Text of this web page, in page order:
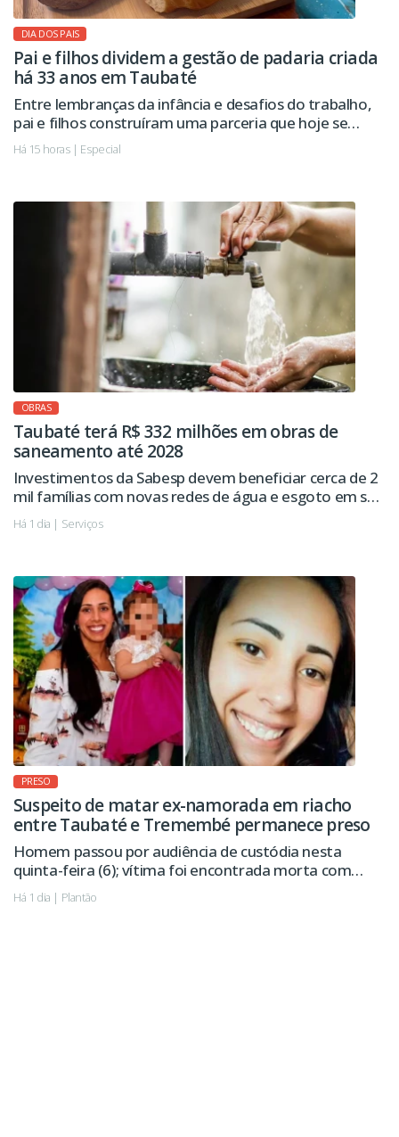
DIA DOS PAIS
Pai e filhos dividem a gestão de padaria criada
há 33 anos em Taubaté
Entre lembranças da infância e desafios do trabalho,
pai e filhos construíram uma parceria que hoje se
estende à administração da empresa.
Há 15 horas | Especial
OBRAS
Taubaté terá R$ 332 milhões em obras de
saneamento até 2028
Investimentos da Sabesp devem beneficiar cerca de 2
mil famílias com novas redes de água e esgoto em seis
regiões da cidade.
Há 1 dia | Serviços
PRESO
Suspeito de matar ex-namorada em riacho
entre Taubaté e Tremembé permanece preso
Homem passou por audiência de custódia nesta
quinta-feira (6); vítima foi encontrada morta com
sinais de violência.
Há 1 dia | Plantão